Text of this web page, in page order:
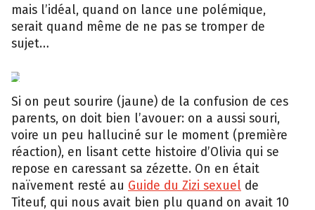
mais l’idéal, quand on lance une polémique,
serait quand même de ne pas se tromper de
sujet…
Facebook
Si on peut sourire (jaune) de la confusion de ces
parents, on doit bien l’avouer: on a aussi souri,
voire un peu halluciné sur le moment (première
réaction), en lisant cette histoire d’Olivia qui se
repose en caressant sa zézette. On en était
naïvement resté au Guide du Zizi sexuel de
Titeuf, qui nous avait bien plu quand on avait 10